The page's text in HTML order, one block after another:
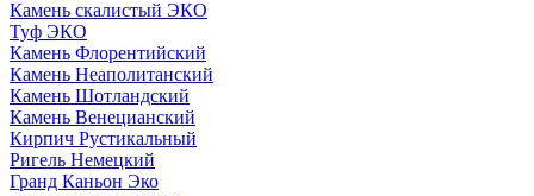
Камень скалистый ЭКО
Туф ЭКО
Камень Флорентийский
Камень Неаполитанский
Камень Шотландский
Камень Венецианский
Кирпич Рустикальный
Ригель Немецкий
Гранд Каньон Эко